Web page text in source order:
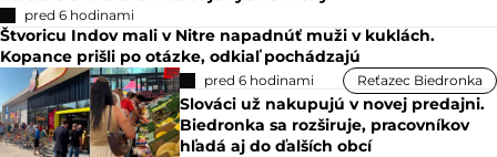
pred 6 hodinami
Štvoricu Indov mali v Nitre napadnúť muži v kuklách.
Kopance prišli po otázke, odkiaľ pochádzajú
pred 6 hodinami Reťazec Biedronka
Slováci už nakupujú v novej predajni.
Biedronka sa rozširuje, pracovníkov
hľadá aj do ďalších obcí